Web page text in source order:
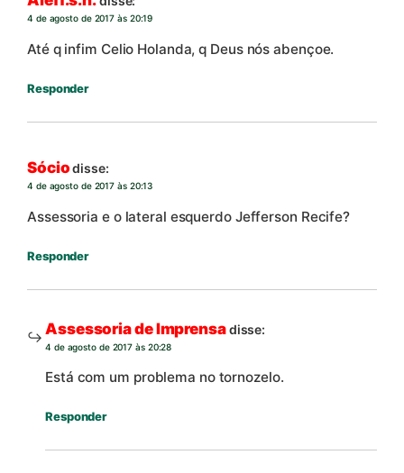
4 de agosto de 2017 às 20:19
Até q infim Celio Holanda, q Deus nós abençoe.
Responder
Sócio disse:
4 de agosto de 2017 às 20:13
Assessoria e o lateral esquerdo Jefferson Recife?
Responder
Assessoria de Imprensadisse:
4 de agosto de 2017 às 20:28
Está com um problema no tornozelo.
Responder